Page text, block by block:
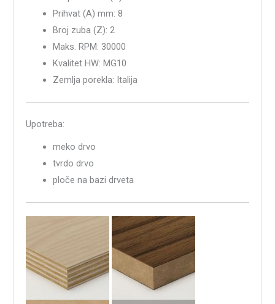
Prihvat (A) mm: 8
Broj zuba (Z): 2
Maks. RPM: 30000
Kvalitet HW: MG10
Zemlja porekla: Italija
Upotreba:
meko drvo
tvrdo drvo
ploče na bazi drveta